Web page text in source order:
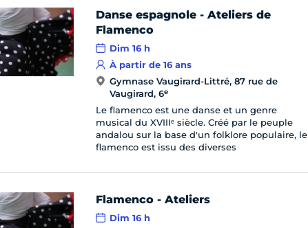
Danse espagnole - Ateliers de
Flamenco
Dim 16 h
À partir de 16 ans
Gymnase Vaugirard-Littré, 87 rue de
Vaugirard, 6e
Le flamenco est une danse et un genre
musical du XVIIIᵉ siècle. Créé par le peuple
andalou sur la base d'un folklore populaire, le
flamenco est issu des diverses
Flamenco - Ateliers
Dim 16 h